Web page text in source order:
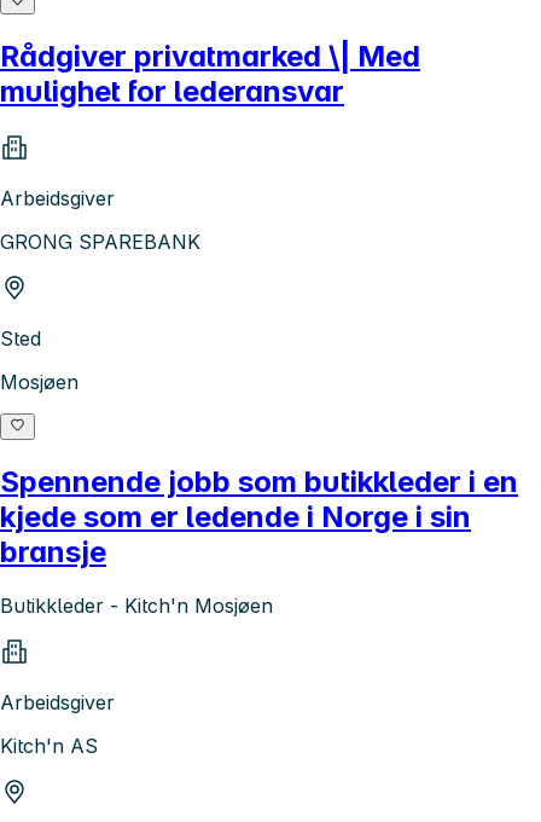
Rådgiver privatmarked \| Med
mulighet for lederansvar
Arbeidsgiver
GRONG SPAREBANK
Sted
Mosjøen
Spennende jobb som butikkleder i en
kjede som er ledende i Norge i sin
bransje
Butikkleder - Kitch'n Mosjøen
Arbeidsgiver
Kitch'n AS